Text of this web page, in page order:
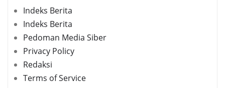
Indeks Berita
Indeks Berita
Pedoman Media Siber
Privacy Policy
Redaksi
Terms of Service